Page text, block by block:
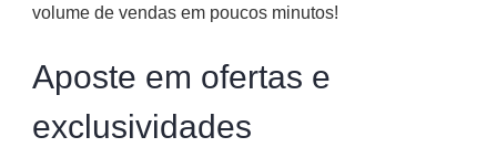
volume de vendas em poucos minutos!
Aposte em ofertas e
exclusividades